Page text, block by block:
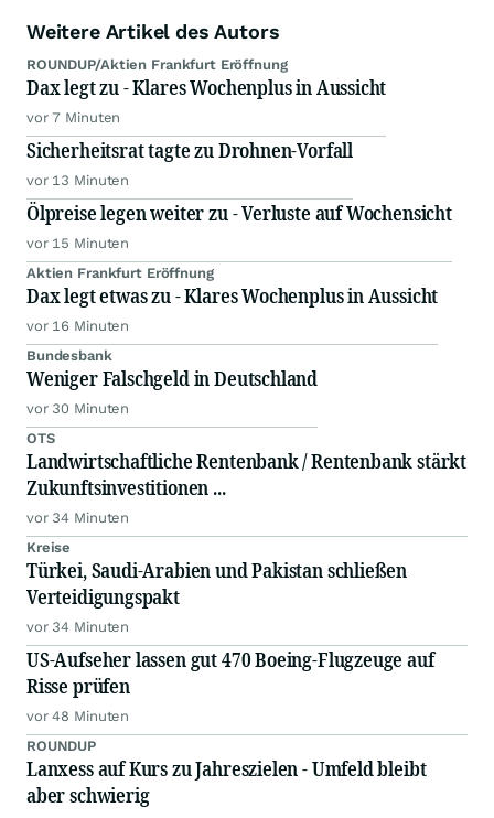
Weitere Artikel des Autors
ROUNDUP/Aktien Frankfurt Eröffnung
Dax legt zu - Klares Wochenplus in Aussicht
vor 7 Minuten
Sicherheitsrat tagte zu Drohnen-Vorfall
vor 13 Minuten
Ölpreise legen weiter zu - Verluste auf Wochensicht
vor 15 Minuten
Aktien Frankfurt Eröffnung
Dax legt etwas zu - Klares Wochenplus in Aussicht
vor 16 Minuten
Bundesbank
Weniger Falschgeld in Deutschland
vor 30 Minuten
OTS
Landwirtschaftliche Rentenbank / Rentenbank stärkt
Zukunftsinvestitionen ...
vor 34 Minuten
Kreise
Türkei, Saudi-Arabien und Pakistan schließen
Verteidigungspakt
vor 34 Minuten
US-Aufseher lassen gut 470 Boeing-Flugzeuge auf
Risse prüfen
vor 48 Minuten
ROUNDUP
Lanxess auf Kurs zu Jahreszielen - Umfeld bleibt
aber schwierig